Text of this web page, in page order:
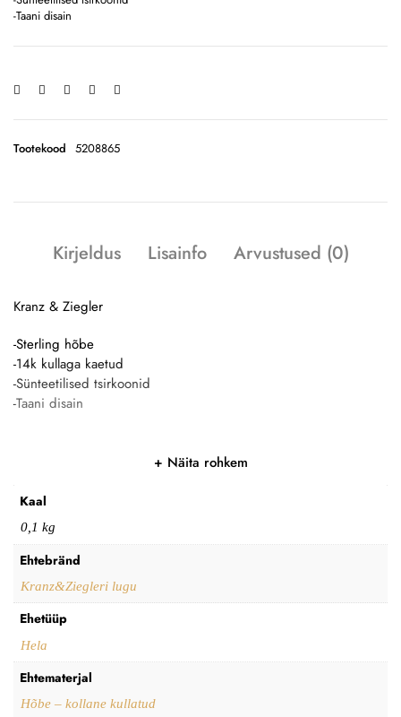
-Taani disain
Tootekood 5208865
Kirjeldus Lisainfo Arvustused (0)
Kranz & Ziegler
-Sterling hõbe
-14k kullaga kaetud
-Sünteetilised tsirkoonid
-Taani disain
Näita rohkem
Kaal
0,1 kg
Ehtebränd
Kranz&Ziegleri lugu
Ehetüüp
Hela
Ehtematerjal
Hõbe – kollane kullatud